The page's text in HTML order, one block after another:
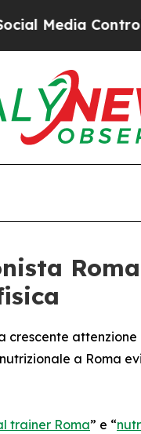
Controls for
crescente attenzione
a Roma
trainer Roma” e “